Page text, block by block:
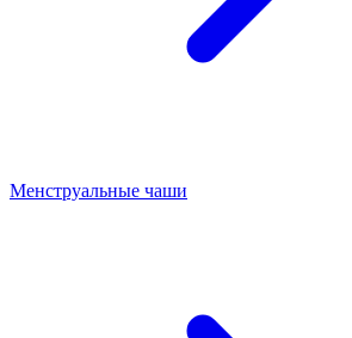
Менструальные чаши